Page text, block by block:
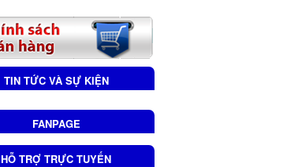
TIN TỨC VÀ SỰ KIỆN
FANPAGE
HỖ TRỢ TRỰC TUYẾN